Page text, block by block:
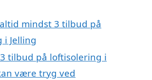
mindst 3 tilbud på
i Jelling
tilbud på loftisolering i
være tryg ved